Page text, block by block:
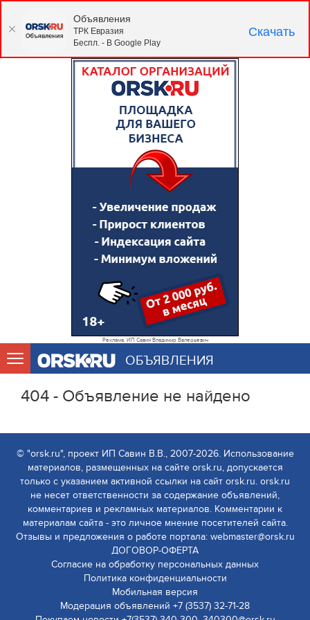
Реклама. ИП Савин Владимир Валерьевич
ОБЪЯВЛЕНИЯ
404 - Объявление не найдено
© "orsk.ru", проект ИП Савин В.В., 2007-2026. Использование
материалов, размещенных на сайте orsk.ru, допускается
только с указанием активной ссылки на сайт orsk.ru. orsk.ru
не несет ответственности за содержание объявлений,
комментариев и рекламных материалов. Комментарии к
материалам сайта - это личное мнение посетителей сайта.
Отзывы и предложения о работе портала: webmaster@orsk.ru
ДОГОВОР-ОФЕРТА
Согласие на обработку персональных данных
Политика конфиденциальности
Мобильная версия
Модерация объявлений +7 (3537) 32-71-28
Объявления
ТРК Евразия
Беспл. - В Google Play
Скачать